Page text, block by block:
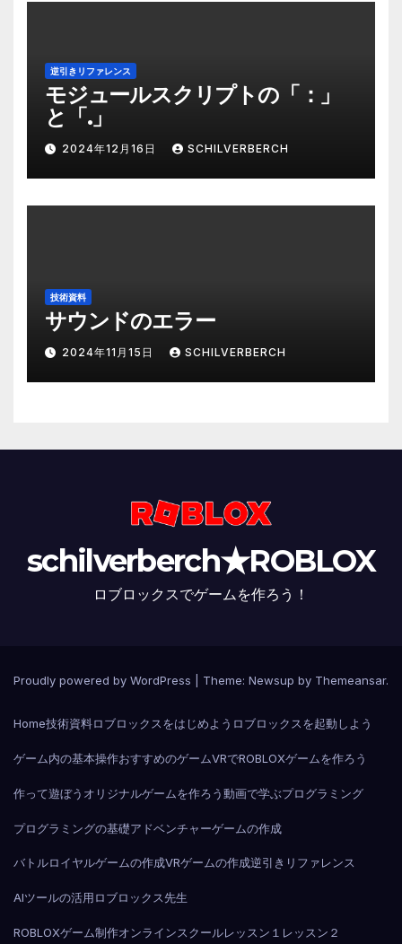
逆引きリファレンス
モジュールスクリプトの「：」
と「.」
2024年12月16日 SCHILVERBERCH
技術資料
サウンドのエラー
2024年11月15日 SCHILVERBERCH
schilverberch★ROBLOX
ロブロックスでゲームを作ろう！
Proudly powered by WordPress Theme: Newsup by Themeansar.
Home技術資料ロブロックスをはじめよう ロブロックスを起動しよう
ゲーム内の基本操作おすすめのゲームVRでROBLOXゲームを作ろう
作って遊ぼう オリジナルゲームを作ろう動画で学ぶプログラミング
プログラミングの基礎アドベンチャーゲームの作成
バトルロイヤルゲームの作成VRゲームの作成逆引きリファレンス
AIツールの活用ロブロックス先生
ROBLOXゲーム制作オンラインスクールレッスン１ レッスン２